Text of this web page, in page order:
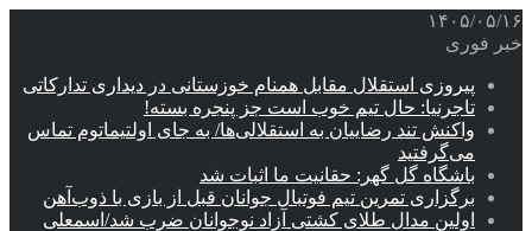
۱۴۰۵/۰۵/۱۶
خبر فوری
پیروزی استقلال مقابل همنام خوزستانی در دیداری تدارکاتی
تاجرنیا: حال تیم خوب است جز پنجره بسته!
واکنش تند رضاییان به استقلالی‌ها/ به جای اولتیماتوم تماس
می‌گرفتید
باشگاه گل گهر: حقانیت ما اثبات شد
برگزاری تمرین تیم فوتبال جوانان قبل از بازی با ذوب‌آهن
اولین مدال طلای کشتی آزاد نوجوانان ضرب شد/اسمعلی